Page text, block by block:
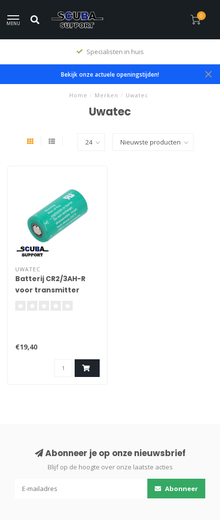
MENU
0
Specialisten in huis
Bekijk onze actuele openingstijden!
Home / Merken / Uwatec
Uwatec
UWATEC
Batterij CR2/3AH-R
voor transmitter
€19,40
Abonneer je op onze nieuwsbrief
Blijf op de hoogte over onze laatste acties
Abonneer